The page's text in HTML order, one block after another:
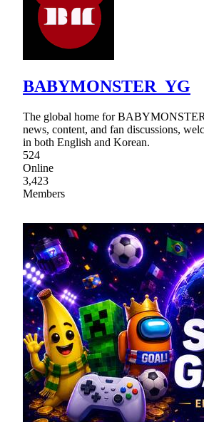
BABYMONSTER_YG
The global home for
news, content, and fan discussions,
in both English and Korean.
524
Online
3,423
Members